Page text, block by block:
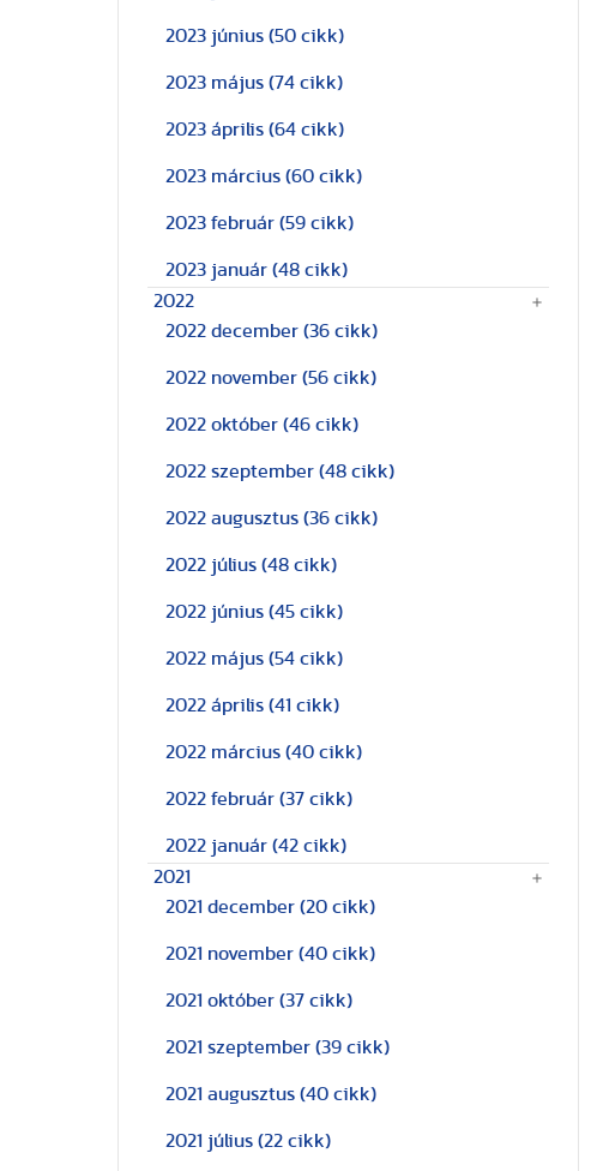
2023 június (50 cikk)
2023 május (74 cikk)
2023 április (64 cikk)
2023 március (60 cikk)
2023 február (59 cikk)
2023 január (48 cikk)
2022
2022 december (36 cikk)
2022 november (56 cikk)
2022 október (46 cikk)
2022 szeptember (48 cikk)
2022 augusztus (36 cikk)
2022 július (48 cikk)
2022 június (45 cikk)
2022 május (54 cikk)
2022 április (41 cikk)
2022 március (40 cikk)
2022 február (37 cikk)
2022 január (42 cikk)
2021
2021 december (20 cikk)
2021 november (40 cikk)
2021 október (37 cikk)
2021 szeptember (39 cikk)
2021 augusztus (40 cikk)
2021 július (22 cikk)